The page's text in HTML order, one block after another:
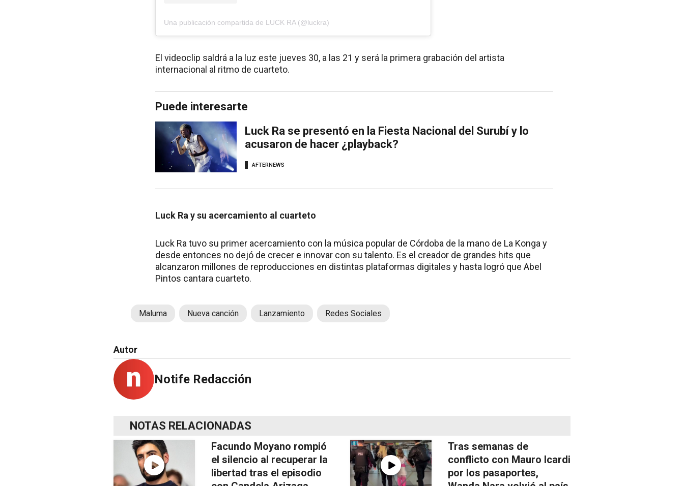
Una publicación compartida de LUCK RA (@luckra)
El videoclip saldrá a la luz este jueves 30, a las 21 y será la primera grabación del artista
internacional al ritmo de cuarteto.
Puede interesarte
Luck Ra se presentó en la Fiesta Nacional del Surubí y lo
acusaron de hacer ¿playback?
AFTERNEWS
Luck Ra y su acercamiento al cuarteto
Luck Ra tuvo su primer acercamiento con la música popular de Córdoba de la mano de La Konga y
desde entonces no dejó de crecer e innovar con su talento. Es el creador de grandes hits que
alcanzaron millones de reproducciones en distintas plataformas digitales y hasta logró que Abel
Pintos cantara cuarteto.
Maluma Nueva canción Lanzamiento Redes Sociales
Autor
Notife Redacción
NOTAS RELACIONADAS
Facundo Moyano rompió
el silencio al recuperar la
libertad tras el episodio
Tras semanas de
conflicto con Mauro Icardi
por los pasaportes,